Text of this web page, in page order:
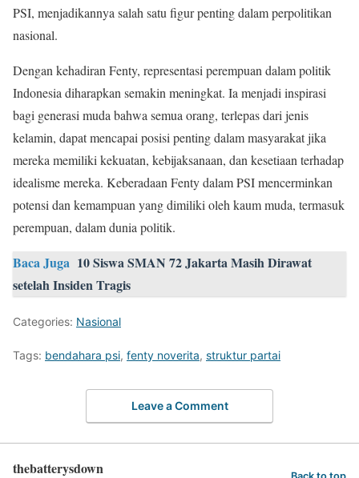
PSI, menjadikannya salah satu figur penting dalam perpolitikan
nasional.
Dengan kehadiran Fenty, representasi perempuan dalam politik
Indonesia diharapkan semakin meningkat. Ia menjadi inspirasi
bagi generasi muda bahwa semua orang, terlepas dari jenis
kelamin, dapat mencapai posisi penting dalam masyarakat jika
mereka memiliki kekuatan, kebijaksanaan, dan kesetiaan terhadap
idealisme mereka. Keberadaan Fenty dalam PSI mencerminkan
potensi dan kemampuan yang dimiliki oleh kaum muda, termasuk
perempuan, dalam dunia politik.
Baca Juga 10 Siswa SMAN 72 Jakarta Masih Dirawat
setelah Insiden Tragis
Categories: Nasional
Tags: bendahara psi, fenty noverita, struktur partai
Leave a Comment
thebatterysdown